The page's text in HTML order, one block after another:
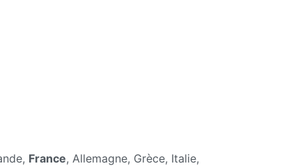
France, Allemagne, Grèce, Italie,